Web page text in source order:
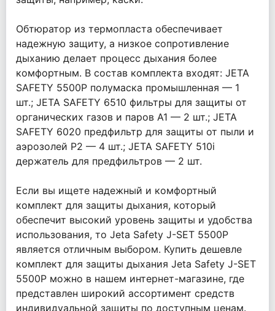
Обтюратор из термопласта обеспечивает
надежную защиту, а низкое сопротивление
дыханию делает процесс дыхания более
комфортным. В состав комплекта входят: JETA
SAFETY 5500P полумаска промышленная — 1
шт.; JETA SAFETY 6510 фильтры для защиты от
органических газов и паров A1 — 2 шт.; JETA
SAFETY 6020 предфильтр для защиты от пыли и
аэрозолей P2 — 4 шт.; JETA SAFETY 510i
держатель для предфильтров — 2 шт.
Если вы ищете надежный и комфортный
комплект для защиты дыхания, который
обеспечит высокий уровень защиты и удобства
использования, то Jeta Safety J-SET 5500P
является отличным выбором. Купить дешевле
комплект для защиты дыхания Jeta Safety J-SET
5500P можно в нашем интернет-магазине, где
представлен широкий ассортимент средств
индивидуальной защиты по доступным ценам.